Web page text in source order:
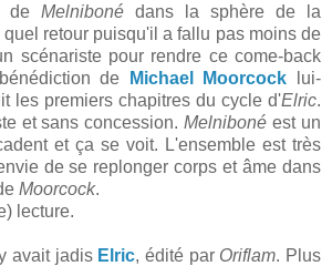
de Melniboné dans la sphère de la
retour puisqu'il a fallu pas moins de
scénariste pour rendre ce come-back
de
Michael Moorcock lui-
les premiers chapitres du cycle d'Elric.
et sans concession.Melniboné est un
et ça se voit. L'ensemble est très
de se replonger corps et âme dans
Moorcock.
lecture.
avait jadis Elric, édité par Oriflam. Plus